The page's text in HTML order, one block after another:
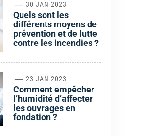
30 JAN 2023
Quels sont les
différents moyens de
prévention et de lutte
contre les incendies ?
23 JAN 2023
Comment empêcher
l’humidité d’affecter
les ouvrages en
fondation ?